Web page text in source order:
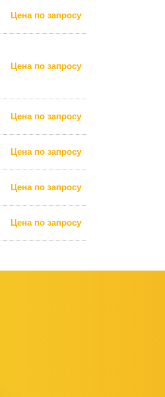
Цена по запросу
Цена по запросу
Цена по запросу
Цена по запросу
Цена по запросу
Цена по запросу